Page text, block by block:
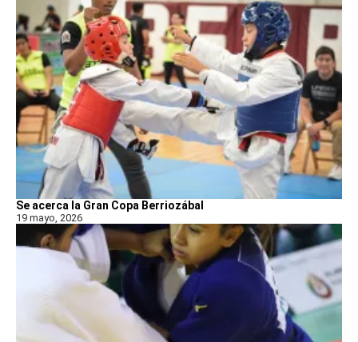
Se acerca la Gran Copa Berriozábal
19 mayo, 2026